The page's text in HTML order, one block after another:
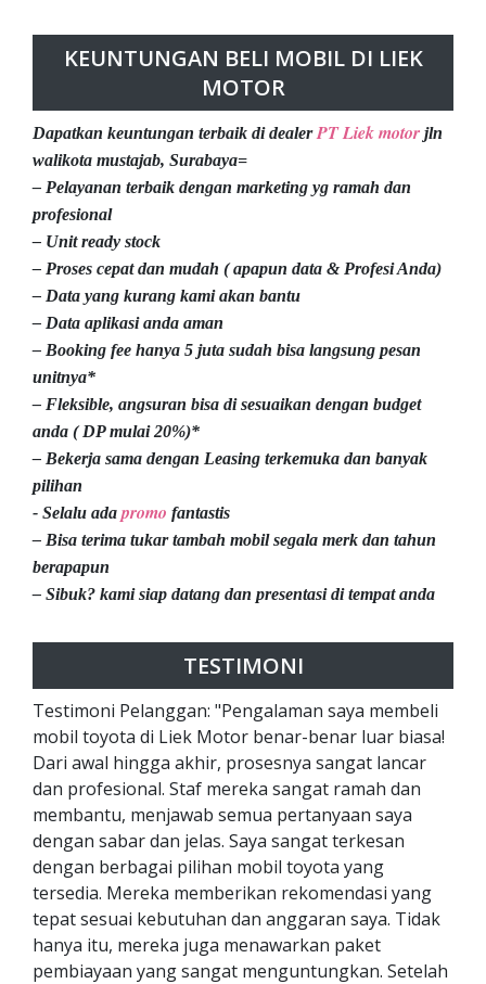
KEUNTUNGAN BELI MOBIL DI LIEK
MOTOR
Dapatkan keuntungan terbaik di dealerPT Liek motor jln
walikota mustajab, Surabaya=
– Pelayanan terbaik dengan marketing yg ramah dan
profesional
– Unit ready stock
– Proses cepat dan mudah ( apapun data & Profesi Anda)
– Data yang kurang kami akan bantu
– Data aplikasi anda aman
– Booking fee hanya 5 juta sudah bisa langsung pesan
unitnya*
– Fleksible, angsuran bisa di sesuaikan dengan budget
anda ( DP mulai 20%)*
– Bekerja sama dengan Leasing terkemuka dan banyak
pilihan
- Selalu ada promo fantastis
– Bisa terima tukar tambah mobil segala merk dan tahun
berapapun
– Sibuk? kami siap datang dan presentasi di tempat anda
TESTIMONI
Testimoni Pelanggan: "Pengalaman saya membeli
mobil toyota di Liek Motor benar-benar luar biasa!
Dari awal hingga akhir, prosesnya sangat lancar
dan profesional. Staf mereka sangat ramah dan
membantu, menjawab semua pertanyaan saya
dengan sabar dan jelas. Saya sangat terkesan
dengan berbagai pilihan mobil toyota yang
tersedia. Mereka memberikan rekomendasi yang
tepat sesuai kebutuhan dan anggaran saya. Tidak
hanya itu, mereka juga menawarkan paket
pembiayaan yang sangat menguntungkan. Setelah